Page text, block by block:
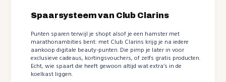
Spaarsysteem van Club Clarins
Punten sparen terwijl je shopt alsof je een hamster met
marathonambities bent: met Club Clarins krijg je na iedere
aankoop digitale beauty-punten. Die pimp je later in voor
exclusieve cadeaus, kortingsvouchers, of zelfs gratis producten.
Echt, wie spaart die heeft gewoon altijd wat extra’s in de
koelkast liggen.